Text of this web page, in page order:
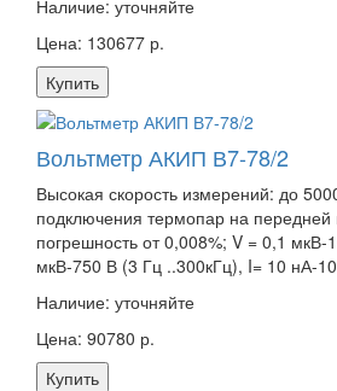
Наличие: уточняйте
Цена: 130677 р.
Купить
Вольтметр АКИП В7-78/2
Высокая скорость измерений: до
подключения термопар на передней
погрешность от 0,008%; V = 0,1 мкВ-
мкВ-750 В (3 Гц ..300кГц), I= 10 нА-
Наличие: уточняйте
Цена: 90780 р.
Купить